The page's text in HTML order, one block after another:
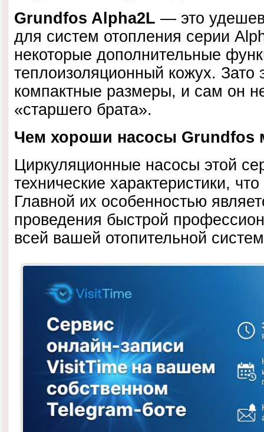
Grundfos Alpha2L — это
для систем отопления серии
некоторые дополнительные
теплоизоляционный кожух. Зато
компактные размеры, и сам он
«старшего брата».
Чем хороши насосы Grundfos
Циркуляционные насосы этой
технические характеристики,
Главной их особенностью
проведения быстрой
всей вашей отопительной